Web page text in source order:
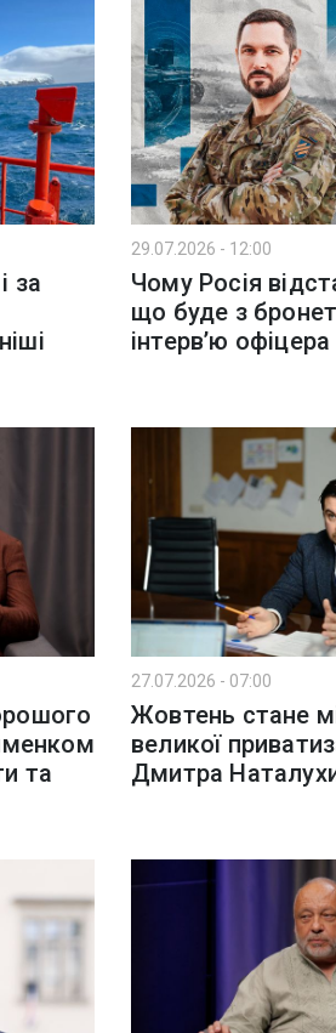
за
29.07.2026 - 12:00
Чому Росія
що буде з
інтервʼю
та
27.07.2026 - 07:00
Жовтень стане
великої
Дмитра